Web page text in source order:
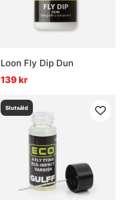
Loon Fly Dip Dun
139 kr
Slutsåld